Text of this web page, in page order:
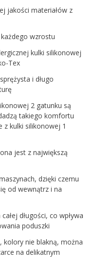
jakości materiałów z
wzrostu
kulki silikonowej
Tex
i długo
2 gatunku są
takiego komfortu
z kulki silikonowej 1
jest z największą
dzięki czemu
od wewnątrz i na
długości, co wpływa
poduszki
kolory nie blakną, można
na delikatnym